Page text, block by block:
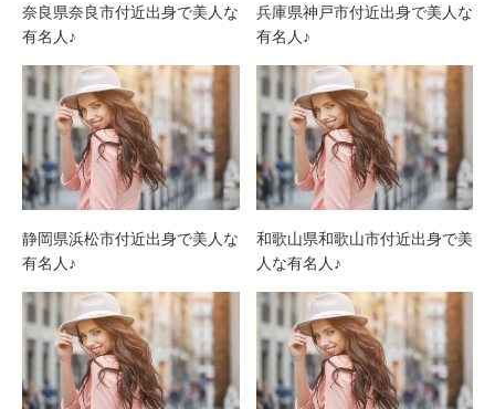
奈良県奈良市付近出身で美人な
有名人♪
兵庫県神戸市付近出身で美人な
有名人♪
静岡県浜松市付近出身で美人な
有名人♪
和歌山県和歌山市付近出身で美
人な有名人♪